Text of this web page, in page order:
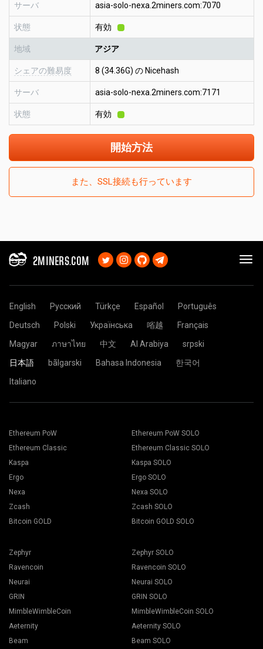
サーバ asia-solo-nexa.2miners.com:7070
状態 有効
地域 アジア
シェアの難易度 8 (34.36G) の Nicehash
サーバ asia-solo-nexa.2miners.com:7171
状態 有効
開始方法
また、SSL接続も行っています
2MINERS.COM
English Русский Türkçe Español
Português
Deutsch
Polski Українська 㗂越
Français
Magyar
ภาษาไทย 中文 Al Arabiya
srpski
日本語
bãlgarski Bahasa Indonesia
한국어
Italiano
Ethereum PoW
Ethereum Classic
Kaspa
Ergo
Nexa
Zcash
Bitcoin GOLD
Ethereum PoW SOLO
Ethereum Classic SOLO
Kaspa SOLO
Ergo SOLO
Nexa SOLO
Zcash SOLO
Bitcoin GOLD SOLO
Zephyr
Ravencoin
Neurai
GRIN
MimbleWimbleCoin
Aeternity
Beam
Zephyr SOLO
Ravencoin SOLO
Neurai SOLO
GRIN SOLO
MimbleWimbleCoin SOLO
Aeternity SOLO
Beam SOLO